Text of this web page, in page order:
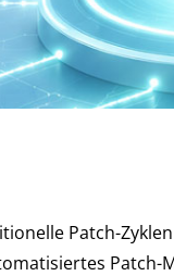
Patch-
Patch-